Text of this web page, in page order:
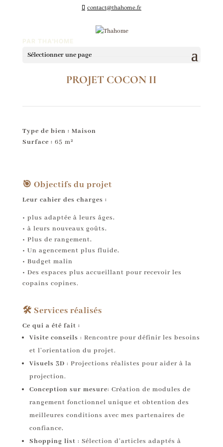
contact@thahome.fr
Sélectionner une page
PAR THA'HOME
PROJET COCON II
Type de bien : Maison
Surface : 65 m²
🎯 Objectifs du projet
Leur cahier des charges :
• plus adaptée à leurs âges,
• à leurs nouveaux goûts,
• Plus de rangement,
• Un agencement plus fluide,
• Budget malin
• Des espaces plus accueillant pour recevoir les
copains copines.
🛠️ Services réalisés
Ce qui a été fait :
Visite conseils : Rencontre pour définir les besoins
et l’orientation du projet.
Visuels 3D : Projections réalistes pour aider à la
projection.
Conception sur mesure: Création de modules de
rangement fonctionnel unique et obtention des
meilleures conditions avec mes partenaires de
confiance,
Shopping list : Sélection d’articles adaptés à